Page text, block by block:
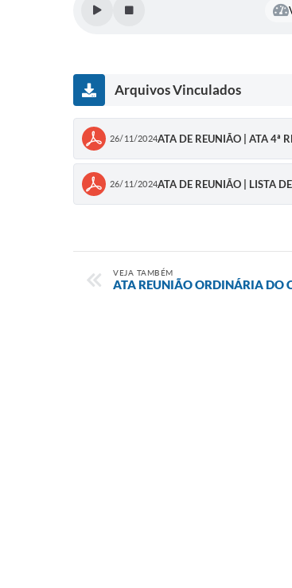
Arquivos Vinculados
26/11/2024ATA DE REUNIÃO | ATA
26/11/2024ATA DE REUNIÃO | LISTA
VEJA TAMBÉM
ATA REUNIÃO ORDINÁRIA